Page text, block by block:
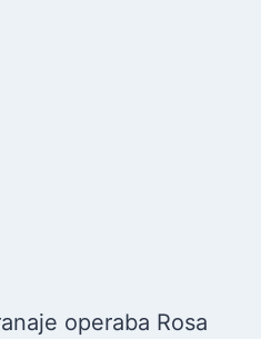
operaba Rosa